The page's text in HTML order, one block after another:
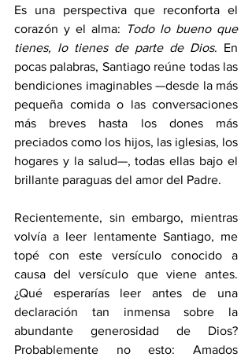
Es una perspectiva que reconforta el
corazón y el alma:
Todo lo bueno que
tienes, lo tienes de parte de Dios. En
pocas palabras, Santiago reúne todas las
bendiciones imaginables —desde la más
pequeña comida o las conversaciones
más breves hasta los dones más
preciados como los hijos, las iglesias, los
hogares y la salud—, todas ellas bajo el
brillante paraguas del amor del Padre.
Recientemente, sin embargo, mientras
volvía a leer lentamente Santiago, me
topé con este versículo conocido a
causa del versículo que viene antes.
¿Qué esperarías leer antes de una
declaración tan inmensa sobre la
abundante generosidad de Dios?
Probablemente no esto: Amados